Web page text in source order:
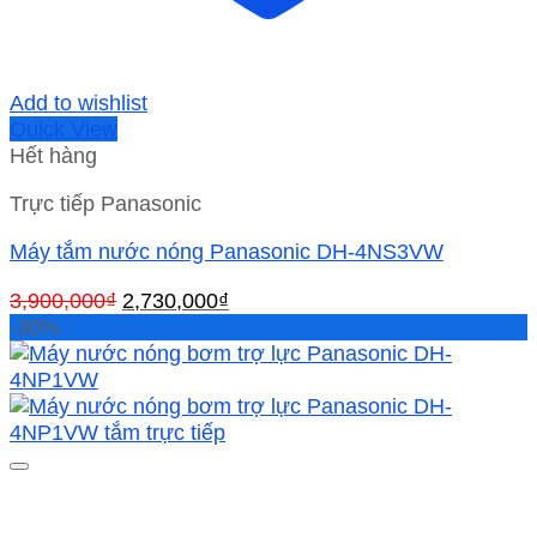
Add to wishlist
Quick View
Hết hàng
Trực tiếp Panasonic
Máy tắm nước nóng Panasonic DH-4NS3VW
3,900,000₫ Giá
là:
2,730,000₫
tại
2,730,000₫.
-30%